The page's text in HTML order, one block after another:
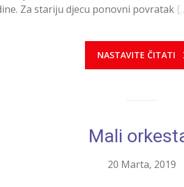
Za stariju djecu ponovni povratak
NASTAVITE ČITATI
Mali
20 Marta, 2019